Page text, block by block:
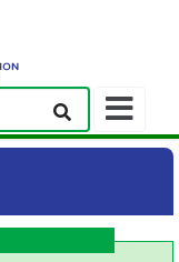
Afficher/
la
barre